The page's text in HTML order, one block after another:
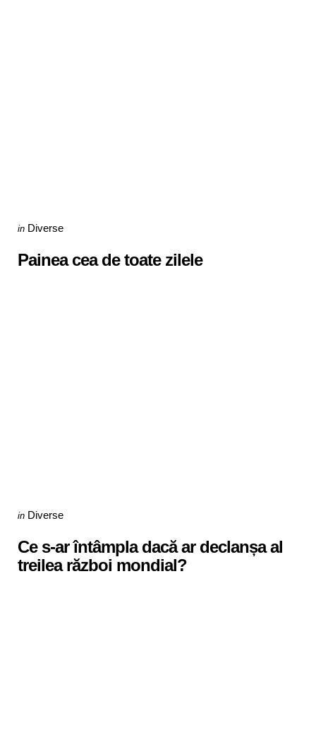
Categories
Posted
in Diverse
Painea cea de toate zilele
Categories
Posted
in Diverse
Ce s-ar întâmpla dacă ar declanșa al
treilea război mondial?